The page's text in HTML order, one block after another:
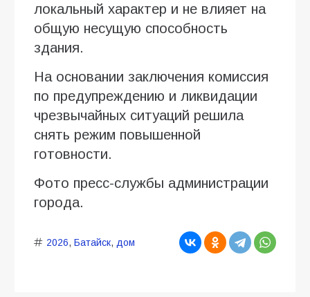
локальный характер и не влияет на
общую несущую способность
здания.
На основании заключения комиссия
по предупреждению и ликвидации
чрезвычайных ситуаций решила
снять режим повышенной
готовности.
Фото пресс-службы администрации
города.
2026, Батайск, дом